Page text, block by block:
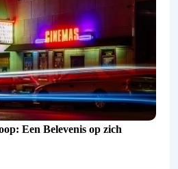
Een Belevenis op zich